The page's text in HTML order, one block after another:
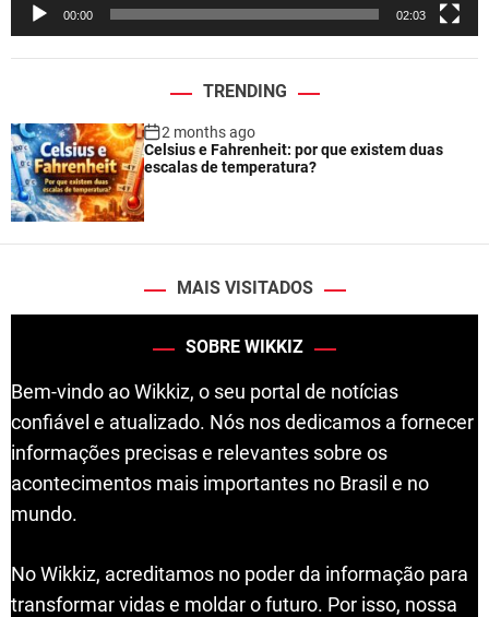
00:00 02:03
TRENDING
2 months ago
Celsius e Fahrenheit: por que existem duas
escalas de temperatura?
MAIS VISITADOS
SOBRE WIKKIZ
Bem-vindo ao Wikkiz, o seu portal de notícias
confiável e atualizado. Nós nos dedicamos a fornecer
informações precisas e relevantes sobre os
acontecimentos mais importantes no Brasil e no
mundo.
No Wikkiz, acreditamos no poder da informação para
transformar vidas e moldar o futuro. Por isso, nossa